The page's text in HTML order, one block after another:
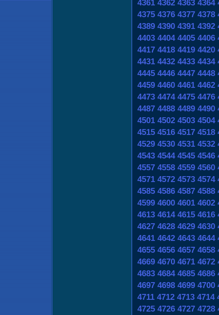
4361 4362 4363 4364
4375 4376 4377 4378
4389 4390 4391 4392
4403 4404 4405 4406
4417 4418 4419 4420
4431 4432 4433 4434
4445 4446 4447 4448
4459 4460 4461 4462
4473 4474 4475 4476
4487 4488 4489 4490
4501 4502 4503 4504
4515 4516 4517 4518
4529 4530 4531 4532
4543 4544 4545 4546
4557 4558 4559 4560
4571 4572 4573 4574
4585 4586 4587 4588
4599 4600 4601 4602
4613 4614 4615 4616
4627 4628 4629 4630
4641 4642 4643 4644
4655 4656 4657 4658
4669 4670 4671 4672
4683 4684 4685 4686
4697 4698 4699 4700
4711 4712 4713 4714
4725 4726 4727 4728